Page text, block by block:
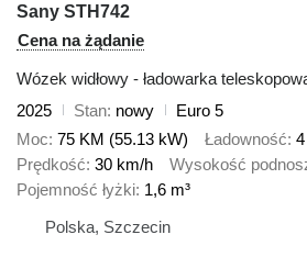
Sany STH742
Cena na żądanie
Wózek widłowy - ładowarka
2025
Stan nowy
Euro 5
Moc 75 KM (55.13 kW) Ładowność
Prędkość 30 km/h Wysokość
Pojemność łyżki 1,6 m³
Polska, Szczecin